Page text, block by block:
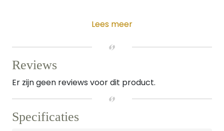
Lees meer
Reviews
Er zijn geen reviews voor dit product.
Specificaties